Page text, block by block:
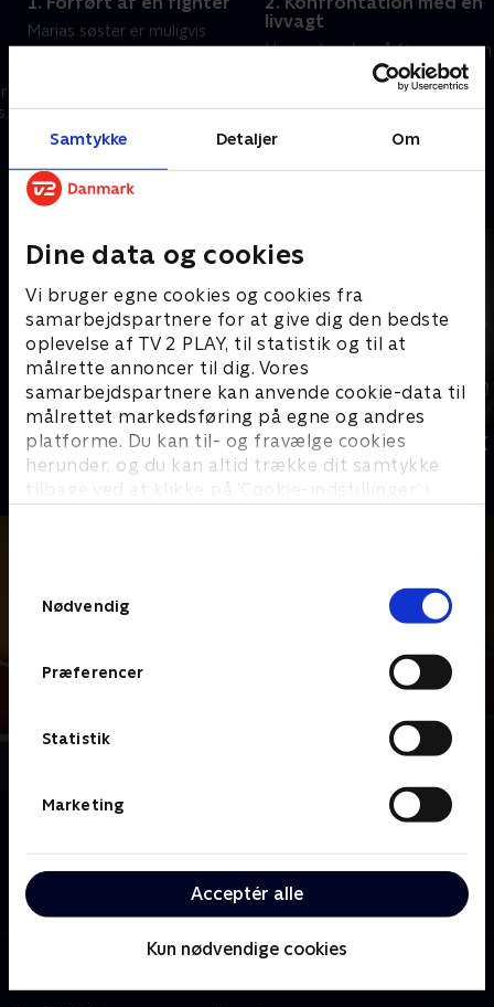
Samtykke Detaljer Om
Dine data og cookies
Vi bruger egne cookies og cookies fra
samarbejdspartnere for at give dig den bedste
oplevelse af TV 2 PLAY, til statistik og til at
målrette annoncer til dig. Vores
samarbejdspartnere kan anvende cookie-data til
målrettet markedsføring på egne og andres
platforme. Du kan til- og fravælge cookies
herunder, og du kan altid trække dit samtykke
tilbage ved at klikke på ’Cookie-indstillinger’ i
Nødvendig
Præferencer
Statistik
Marketing
Acceptér alle
Kun nødvendige cookies
Marias søster er muligvis
sammen med en svindler.
Ukraine, når han hævder at
være alvorligt syg?
livvagt
Han optræder på fjernsyn som
en kompetent livvagt. Nu står
flere kursister frem og
fortæller en anden historie.
Hvad siger han, da TV 2 beder
4. marts 2026 • 40 min
Andre så også
Det grænseløse bedrag
Dokumentar • 1 sæsoner
Operation X
Dokumentar
svindlere - og finder frem til en lang række ofre, der
både er snydt for penge og ramt følelsesmæssigt.